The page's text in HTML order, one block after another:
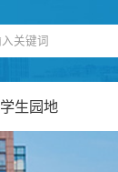
学生园地